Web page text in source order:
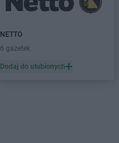
NETTO
6 gazetek
Dodaj do ulubionych